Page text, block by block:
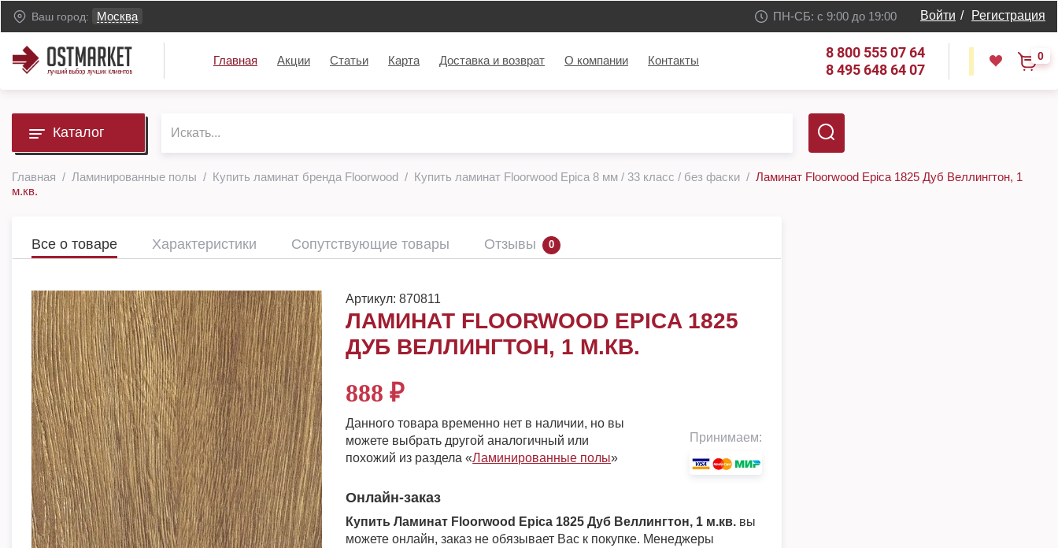
Ваш город: Москва ПН-СБ: с 9:00 до 19:00 Войти / Регистрация
Главная Акции Статьи Карта Доставка и возврат О компании Контакты
8 800 555 07 64
8 495 648 64 07
0
Каталог
Главная Ламинированные полы Купить ламинат бренда Floorwood Купить ламинат Floorwood Epica 8 мм / 33 класс / без фаски
Ламинат Floorwood Epica 1825 Дуб Веллингтон, 1
м.кв.
Все о товаре Характеристики Сопутствующие товары Отзывы 0
Артикул:870811
ЛАМИНАТ FLOORWOOD EPICA 1825
ДУБ ВЕЛЛИНГТОН, 1 М.КВ.
888 ₽
Данного товара временно нет в наличии, но вы
можете выбрать другой аналогичный или
похожий из раздела «Ламинированные полы»
Принимаем:
Онлайн-заказ
Купить Ламинат Floorwood Epica 1825 Дуб Веллингтон, 1 м.кв. вы
можете онлайн, заказ не обязывает Вас к покупке. Менеджеры